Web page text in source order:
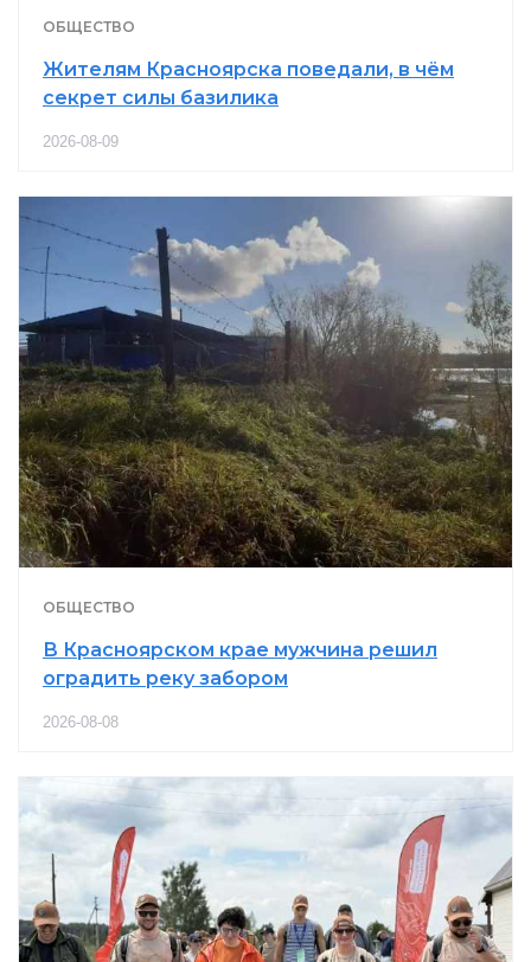
ОБЩЕСТВО
Жителям Красноярска поведали, в чём
секрет силы базилика
2026-08-09
ОБЩЕСТВО
В Красноярском крае мужчина решил
оградить реку забором
2026-08-08